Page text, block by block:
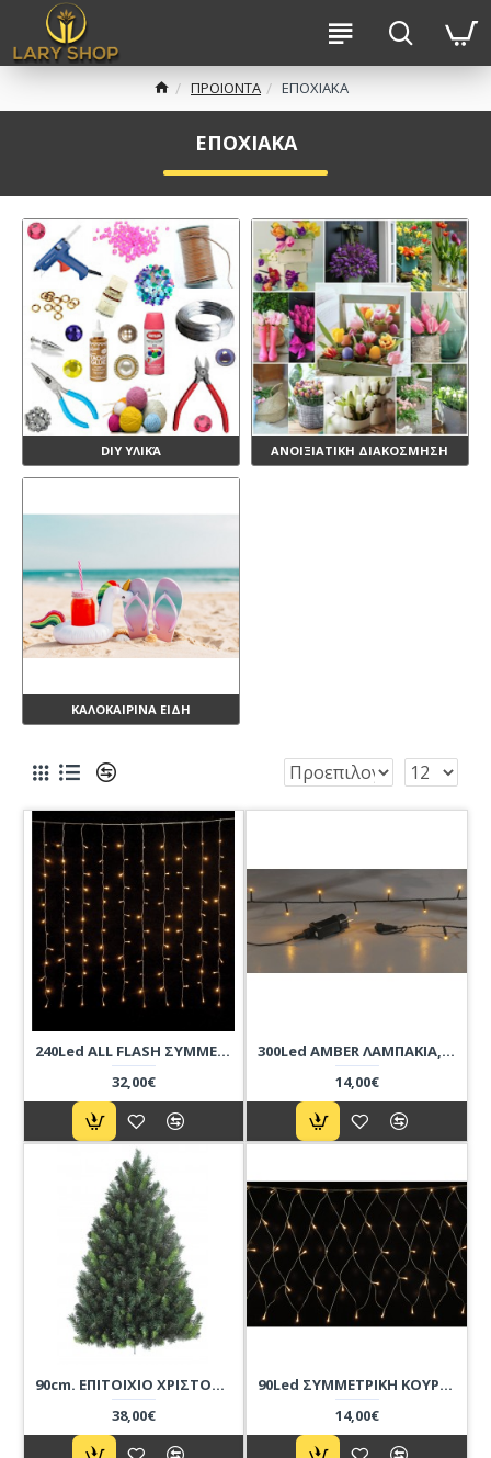
ΠΡΟΙΟΝΤΑ ΕΠΟΧΙΑΚΑ
ΕΠΟΧΙΑΚΑ
DIY ΥΛΙΚΆ ΑΝΟΙΞΙΑΤΙΚΗ ΔΙΑΚΟΣΜΗΣΗ
ΚΑΛΟΚΑΙΡΙΝΑ ΕΙΔΗ
240Led ALL FLASH ΣΥΜΜΕΤΡΙΚΗ ΚΟΥΡΤΙΝΑ, ΘΕΡΜΟ ΦΩΣ, ΜΕ ΕΠΕΚΤΑΣΗ, ΠΡΟΓΡΑΜΜΑ ΚΑΙ ΜΕΤΑΣΧΗΜΑΤΙΣΤΗ,200 x 100(h)cm
32,00€
300Led AMBER ΛΑΜΠΑΚΙΑ, ΠΟΡΤΟΚΑΛΙ ΦΩΣ, ΜΕ ΠΡΟΓΡΑΜΜΑ, ΕΠΕΚΤΑΣΗ ΚΑΙ ΜΕΤΑΣΧΗΜΑΤΙΣΤΗ Ip44, 15m
14,00€
90cm. ΕΠΙΤΟΙΧΙΟ ΧΡΙΣΤΟΥΓΕΝΝΙΆΤΙΚΟ ΔΕΝΤΡΟ ΠΡΑΣΙΝΟ
38,00€
90Led ΣΥΜΜΕΤΡΙΚΗ ΚΟΥΡΤΙΝΑ ΔΙΧΤΥ, ΘΕΡΜΟ ΦΩΣ, ΜΕ ΜΕΤΑΣΧΗΜΑΤΙΣΤΗ, ΕΠΕΚΤΕΙΝΟΜΕΝΗ,200 Χ 100cm
14,00€